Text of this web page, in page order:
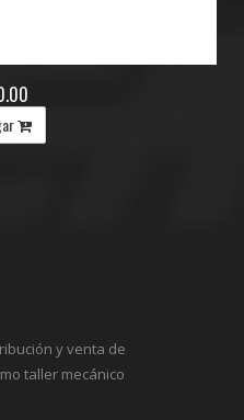
y venta de
taller mecánico